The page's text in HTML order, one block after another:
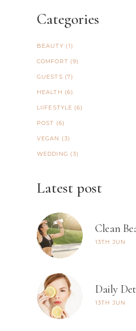
Categories
BEAUTY (1)
COMFORT (9)
GUESTS (7)
HEALTH (6)
LIIFESTYLE (6)
POST (6)
VEGAN (3)
WEDDING (3)
Latest post
Clean
13TH JUN
Daily
13TH JUN